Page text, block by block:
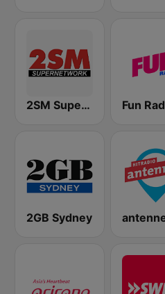
2SM Super Radio
2GB Sydney